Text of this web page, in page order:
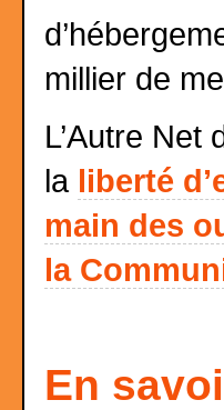
millier de
L’Autre Net
la liberté
main des
la
En